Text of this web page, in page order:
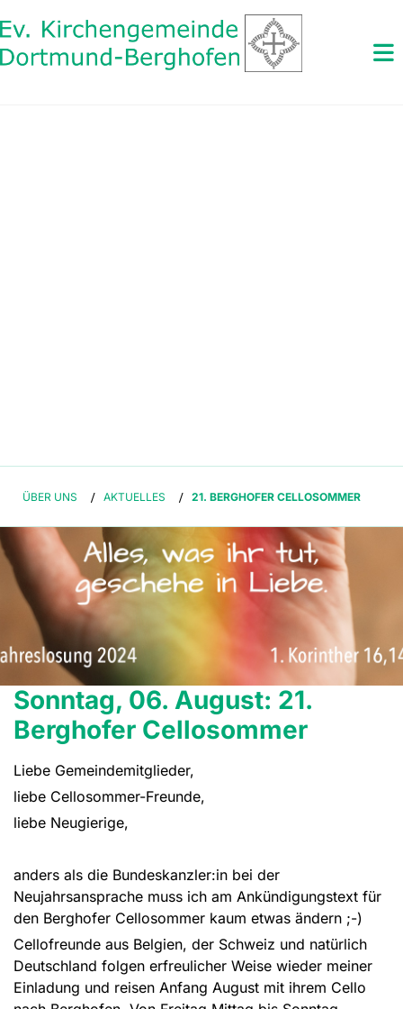
ÜBER UNS / AKTUELLES / 21. BERGHOFER CELLOSOMMER
Sonntag, 06. August: 21.
Berghofer Cellosommer
Liebe Gemeindemitglieder,
liebe Cellosommer-Freunde,
liebe Neugierige,
anders als die Bundeskanzler:in bei der
Neujahrsansprache muss ich am Ankündigungstext für
den Berghofer Cellosommer kaum etwas ändern ;-)
Cellofreunde aus Belgien, der Schweiz und natürlich
Deutschland folgen erfreulicher Weise wieder meiner
Einladung und reisen Anfang August mit ihrem Cello